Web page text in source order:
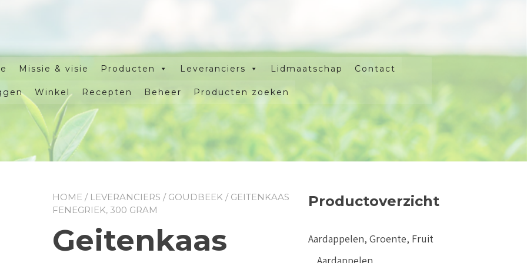
Missie & visie Producten Leveranciers Lidmaatschap Contact
Winkel Recepten Beheer Producten zoeken
HOME / LEVERANCIERS / GOUDBEEK / GEITENKAAS
FENEGRIEK, 300 GRAM
Geitenkaas
Productoverzicht
Aardappelen, Groente, Fruit